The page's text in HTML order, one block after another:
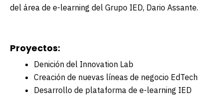
del área de e-learning del Grupo IED, Dario Assante.
Proyectos:
Definición del Innovation Lab
Creación de nuevas líneas de negocio EdTech
Desarrollo de plataforma de e-learning IED